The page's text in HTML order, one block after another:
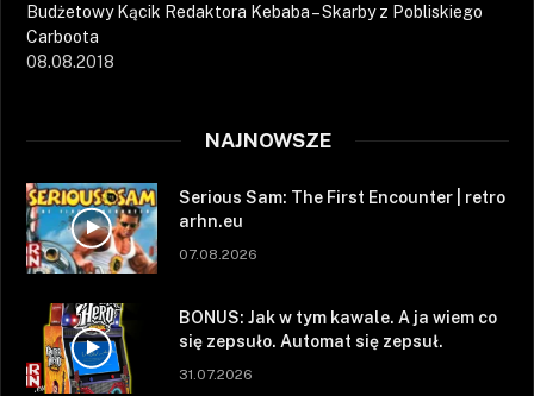
Budżetowy Kącik Redaktora Kebaba – Skarby z Pobliskiego
Carboota
08.08.2018
NAJNOWSZE
Serious Sam: The First Encounter | retro
arhn.eu
07.08.2026
BONUS: Jak w tym kawale. A ja wiem co
się zepsuło. Automat się zepsuł.
31.07.2026